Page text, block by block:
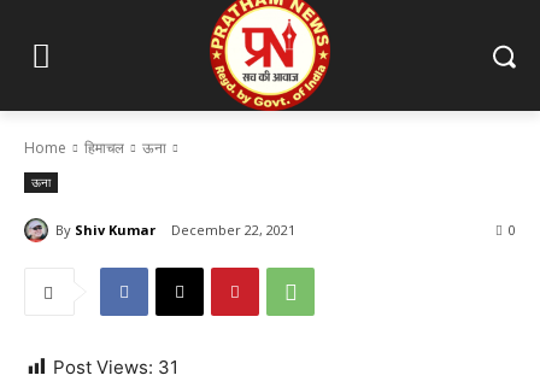
Home हिमाचल ऊना
ऊना
By Shiv Kumar December 22, 2021 0
Post Views: 31